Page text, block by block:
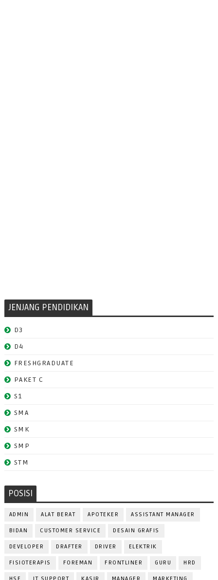
JENJANG PENDIDIKAN
D3
D4
FRESHGRADUATE
PAKET C
S1
SMA
SMK
SMP
STM
POSISI
ADMIN ALAT BERAT APOTEKER ASSISTANT MANAGER
BIDAN CUSTOMER SERVICE DESAIN GRAFIS
DEVELOPER DRAFTER DRIVER ELEKTRIK
FISIOTERAPIS FOREMAN FRONTLINER GURU HRD